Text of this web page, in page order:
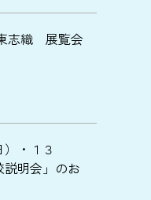
志織 展覧会
・１３
説明会」のお